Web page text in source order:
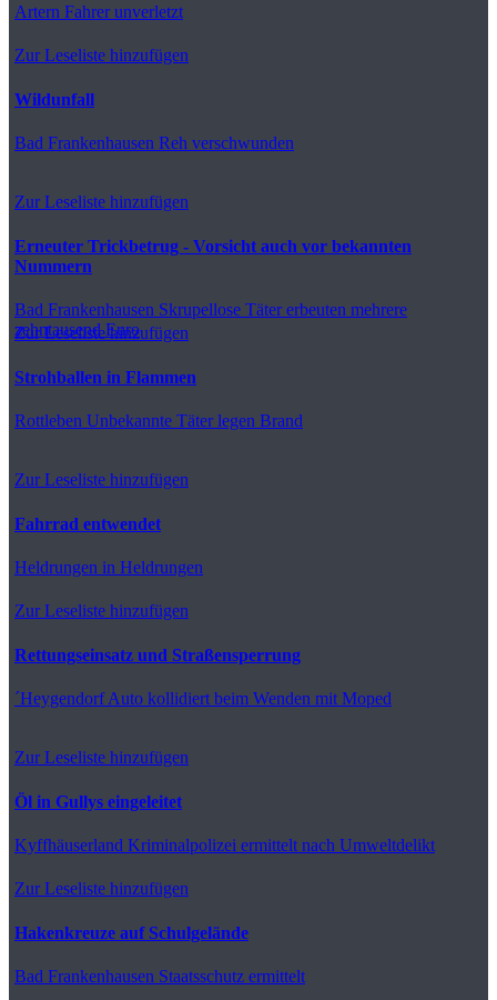
Artern Fahrer unverletzt
Zur Leseliste hinzufügen
Wildunfall
Bad Frankenhausen Reh verschwunden
Zur Leseliste hinzufügen
Erneuter Trickbetrug - Vorsicht auch vor bekannten
Nummern
Bad Frankenhausen Skrupellose Täter erbeuten mehrere
zehntausend Euro
Zur Leseliste hinzufügen
Strohballen in Flammen
Rottleben Unbekannte Täter legen Brand
Zur Leseliste hinzufügen
Fahrrad entwendet
Heldrungen in Heldrungen
Zur Leseliste hinzufügen
Rettungseinsatz und Straßensperrung
´HeygendorfAuto kollidiert beim Wenden mit Moped
Zur Leseliste hinzufügen
Öl in Gullys eingeleitet
Kyffhäuserland Kriminalpolizei ermittelt nach Umweltdelikt
Zur Leseliste hinzufügen
Hakenkreuze auf Schulgelände
Bad Frankenhausen Staatsschutz ermittelt